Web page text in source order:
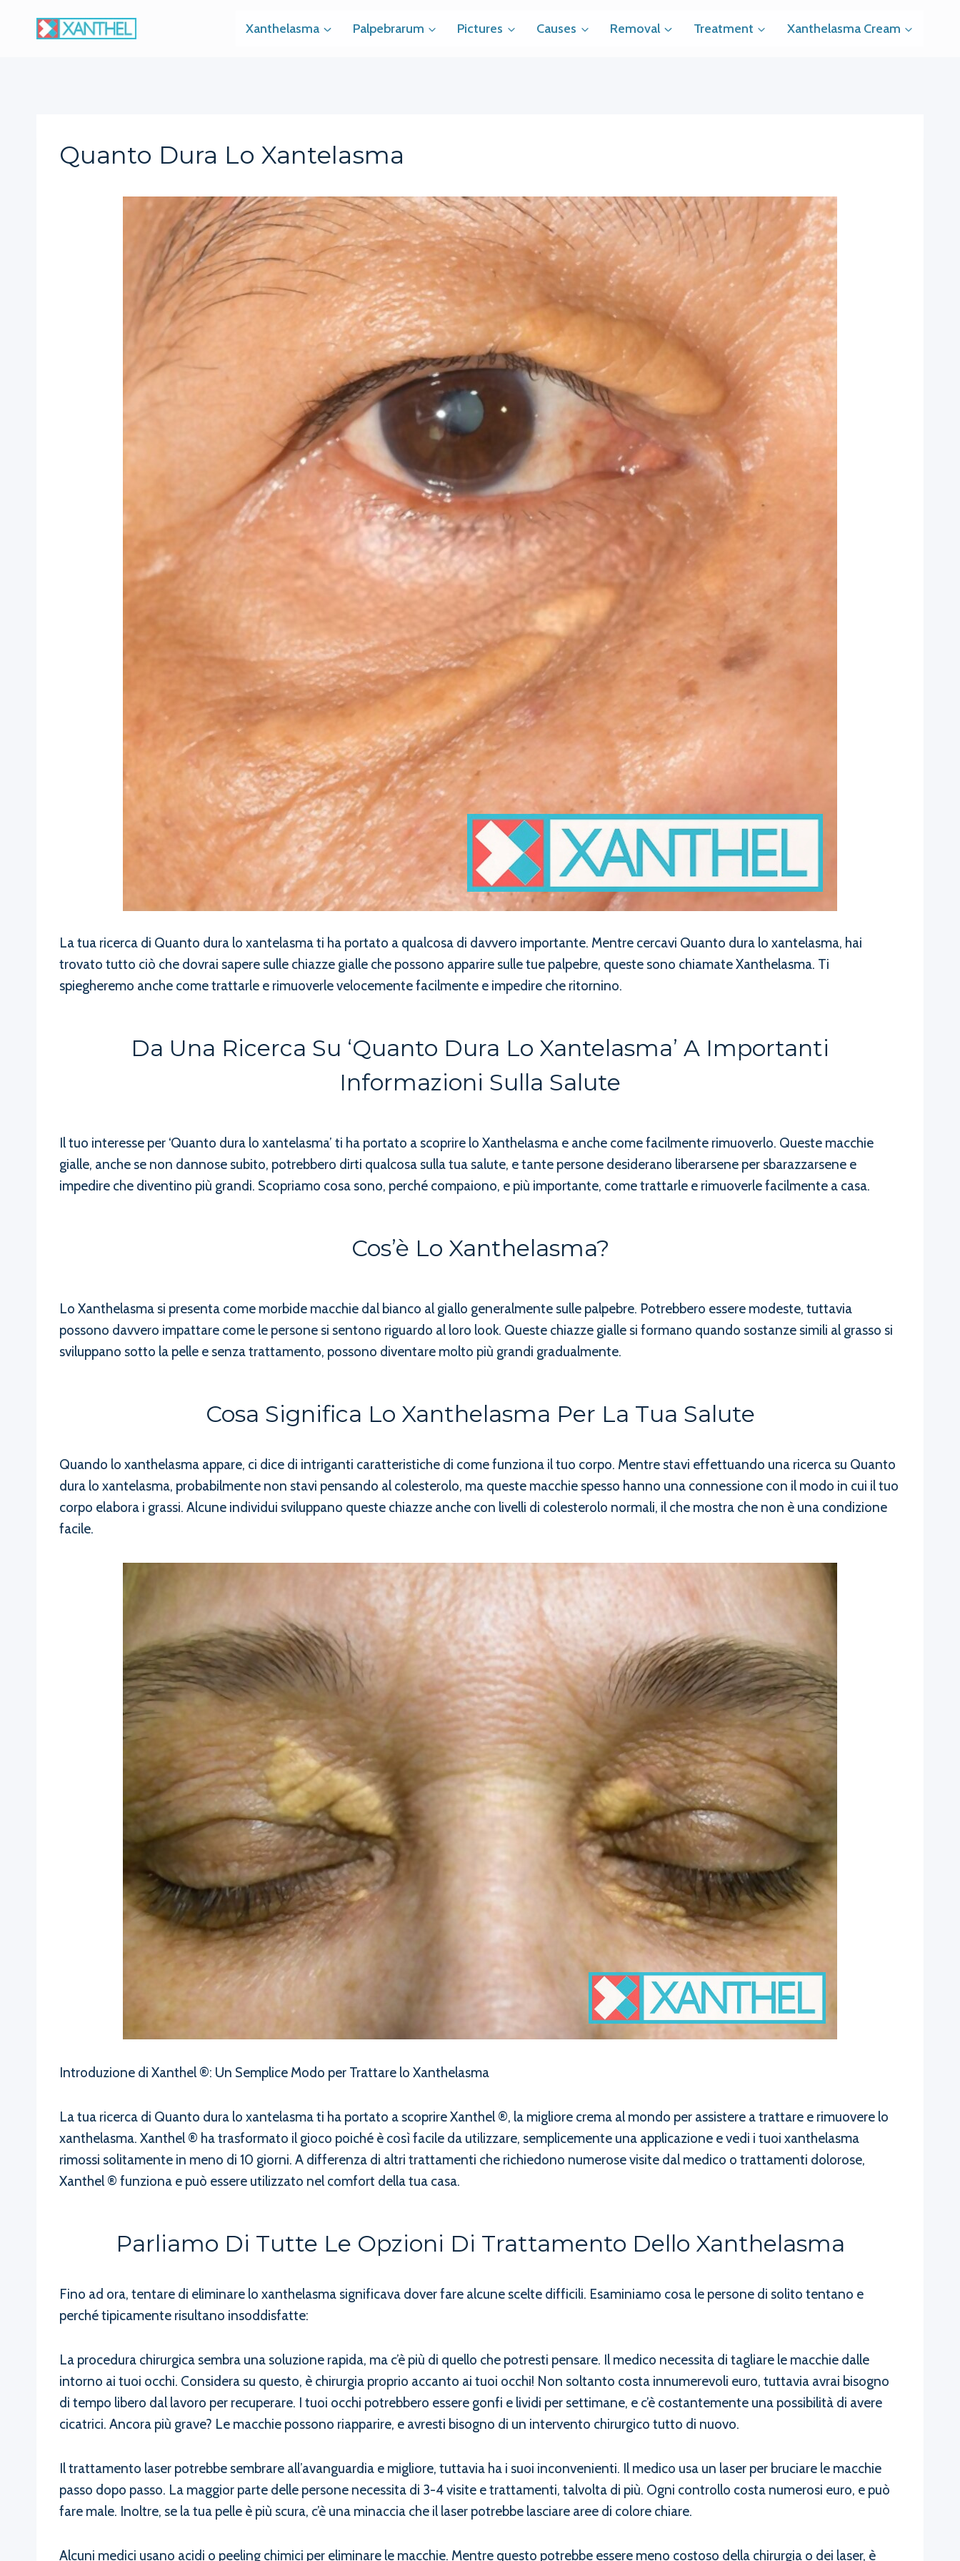
Xanthelasma Palpebrarum Pictures Causes Removal Treatment Xanthelasma Cream
Quanto Dura Lo Xantelasma
La tua ricerca di Quanto dura lo xantelasma ti ha portato a qualcosa di davvero importante. Mentre cercavi Quanto dura lo xantelasma, hai
trovato tutto ciò che dovrai sapere sulle chiazze gialle che possono apparire sulle tue palpebre, queste sono chiamate Xanthelasma. Ti
spiegheremo anche come trattarle e rimuoverle velocemente facilmente e impedire che ritornino.
Da Una Ricerca Su ‘Quanto Dura Lo Xantelasma’ A Importanti
Informazioni Sulla Salute
Il tuo interesse per ‘Quanto dura lo xantelasma’ ti ha portato a scoprire lo Xanthelasma e anche come facilmente rimuoverlo. Queste macchie
gialle, anche se non dannose subito, potrebbero dirti qualcosa sulla tua salute, e tante persone desiderano liberarsene per sbarazzarsene e
impedire che diventino più grandi. Scopriamo cosa sono, perché compaiono, e più importante, come trattarle e rimuoverle facilmente a casa.
Cos’è Lo Xanthelasma?
Lo Xanthelasma si presenta come morbide macchie dal bianco al giallo generalmente sulle palpebre. Potrebbero essere modeste, tuttavia
possono davvero impattare come le persone si sentono riguardo al loro look. Queste chiazze gialle si formano quando sostanze simili al grasso si
sviluppano sotto la pelle e senza trattamento, possono diventare molto più grandi gradualmente.
Cosa Significa Lo Xanthelasma Per La Tua Salute
Quando lo xanthelasma appare, ci dice di intriganti caratteristiche di come funziona il tuo corpo. Mentre stavi effettuando una ricerca su Quanto
dura lo xantelasma, probabilmente non stavi pensando al colesterolo, ma queste macchie spesso hanno una connessione con il modo in cui il tuo
corpo elabora i grassi. Alcune individui sviluppano queste chiazze anche con livelli di colesterolo normali, il che mostra che non è una condizione
facile.
Introduzione di Xanthel ®: Un Semplice Modo per Trattare lo Xanthelasma
La tua ricerca di Quanto dura lo xantelasma ti ha portato a scoprire Xanthel ®, la migliore crema al mondo per assistere a trattare e rimuovere lo
xanthelasma. Xanthel ® ha trasformato il gioco poiché è così facile da utilizzare, semplicemente una applicazione e vedi i tuoi xanthelasma
rimossi solitamente in meno di 10 giorni. A differenza di altri trattamenti che richiedono numerose visite dal medico o trattamenti dolorose,
Xanthel ® funziona e può essere utilizzato nel comfort della tua casa.
Parliamo Di Tutte Le Opzioni Di Trattamento Dello Xanthelasma
Fino ad ora, tentare di eliminare lo xanthelasma significava dover fare alcune scelte difficili. Esaminiamo cosa le persone di solito tentano e
perché tipicamente risultano insoddisfatte:
La procedura chirurgica sembra una soluzione rapida, ma c’è più di quello che potresti pensare. Il medico necessita di tagliare le macchie dalle
intorno ai tuoi occhi. Considera su questo, è chirurgia proprio accanto ai tuoi occhi! Non soltanto costa innumerevoli euro, tuttavia avrai bisogno
di tempo libero dal lavoro per recuperare. I tuoi occhi potrebbero essere gonfi e lividi per settimane, e c’è costantemente una possibilità di avere
cicatrici. Ancora più grave? Le macchie possono riapparire, e avresti bisogno di un intervento chirurgico tutto di nuovo.
Il trattamento laser potrebbe sembrare all’avanguardia e migliore, tuttavia ha i suoi inconvenienti. Il medico usa un laser per bruciare le macchie
passo dopo passo. La maggior parte delle persone necessita di 3-4 visite e trattamenti, talvolta di più. Ogni controllo costa numerosi euro, e può
fare male. Inoltre, se la tua pelle è più scura, c’è una minaccia che il laser potrebbe lasciare aree di colore chiare.
Alcuni medici usano acidi o peeling chimici per eliminare le macchie. Mentre questo potrebbe essere meno costoso della chirurgia o dei laser, è